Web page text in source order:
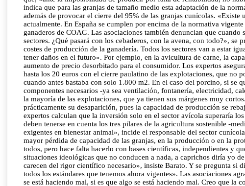
indica que para las granjas de tamaño medio esta adaptación de la
además de provocar el cierre del 95% de las granjas cunícolas.
actualmente. En España se cumplen por encima de la normativa
ganaderos de COAG. Las asociaciones también denuncian que
sectores. ¿Qué pasará con los cebaderos, con la avena, con todo?»,
costes de producción de la ganadería. Todos los sectores van a estar
tener daños en el futuro». Por ejemplo, en la avicultura de carne, la
aumento de precio desorbitado para el consumidor. Los expertos
hasta los 20 euros con el cierre paulatino de las explotaciones, que no
cuando antes bastaba con solo 1.800 m2. En el caso del porcino, si se
componentes necesarios -ya sea ventilación, fontanería, electricidad,
la mayoría de las explotaciones, que ya tienen sus márgenes muy
prácticamente su desaparición, pues la capacidad de producción se
expertos calculan que la inversión solo en el sector avícola superaría
deben tenerse en cuenta los tres pilares de la agricultura sostenible -
exigentes en bienestar animal», incide el responsable del sector
mayor pérdida de capacidad de las granjas, en la producción o en la
todos, pero hace falta hacerlo con bases científicas, independientes y
situaciones ideológicas que no conducen a nada, a caprichos diría yo
carecen del rigor científico necesario», insiste Barato. Y se pregunta si
todos los estándares que tenemos ahora vigentes». Las asociaciones
se está haciendo mal, si es que algo se está haciendo mal. Creo que